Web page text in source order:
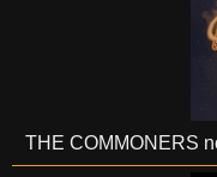
THE COMMONERS